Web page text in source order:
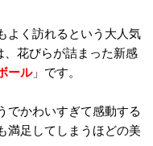
よく訪れるという大人気
花びらが詰まった新感
ール」です。
でかわいすぎて感動する
満足してしまうほどの美